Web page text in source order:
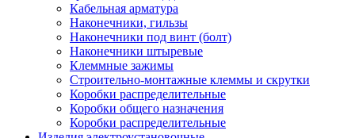
Кабельная арматура
Наконечники, гильзы
Наконечники под винт (болт)
Наконечники штыревые
Клеммные зажимы
Строительно-монтажные клеммы и скрутки
Коробки распределительные
Коробки общего назначения
Коробки распределительные